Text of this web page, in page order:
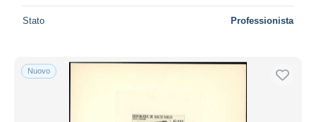
Stato Professionista
Nuovo